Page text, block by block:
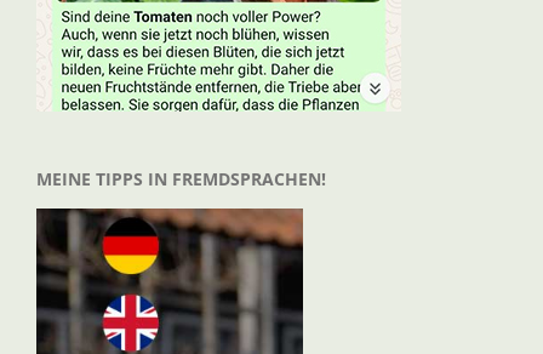
MEINE TIPPS IN FREMDSPRACHEN!